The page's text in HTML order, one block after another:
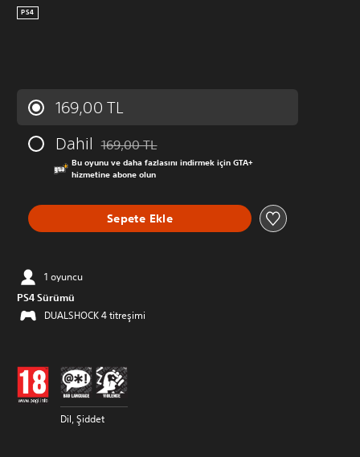
PS4
169,00 TL
Dahil
Orijinal fiyat olan 169,00 TL üzerinden indirim
169,00 TL
Bu oyunu ve daha fazlasını indirmek için GTA+
hizmetine abone olun
Sepete Ekle
1 oyuncu
PS4 Sürümü
DUALSHOCK 4 titreşimi
Dil, Şiddet